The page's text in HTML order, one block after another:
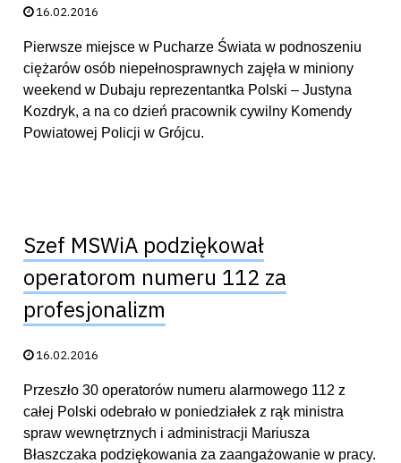
Data publikacji:
16.02.2016
Pierwsze miejsce w Pucharze Świata w podnoszeniu
ciężarów osób niepełnosprawnych zajęła w miniony
weekend w Dubaju reprezentantka Polski – Justyna
Kozdryk, a na co dzień pracownik cywilny Komendy
Powiatowej Policji w Grójcu.
Szef MSWiA podziękował
operatorom numeru 112 za
profesjonalizm
Data publikacji:
16.02.2016
Przeszło 30 operatorów numeru alarmowego 112 z
całej Polski odebrało w poniedziałek z rąk ministra
spraw wewnętrznych i administracji Mariusza
Błaszczaka podziękowania za zaangażowanie w pracy.